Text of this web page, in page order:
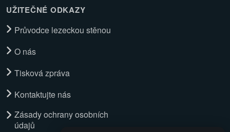
UŽITEČNÉ ODKAZY
Průvodce lezeckou stěnou
O nás
Tisková zpráva
Kontaktujte nás
Zásady ochrany osobních
údajů